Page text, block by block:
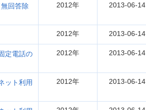
回答除
2012年 2013-06-14
2012年 2013-06-14
定電話の
2012年 2013-06-14
ット利用
2012年 2013-06-14